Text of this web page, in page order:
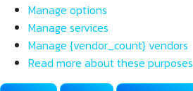
Manage options
Manage services
Manage {vendor_count} vendors
Read more about these purposes